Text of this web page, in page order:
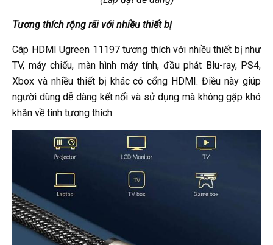
Tương thích rộng rãi với nhiều thiết bị
Cáp HDMI Ugreen 11197 tương thích với nhiều thiết bị như
TV, máy chiếu, màn hình máy tính, đầu phát Blu-ray, PS4,
Xbox và nhiều thiết bị khác có cổng HDMI. Điều này giúp
người dùng dễ dàng kết nối và sử dụng mà không gặp khó
khăn về tính tương thích.